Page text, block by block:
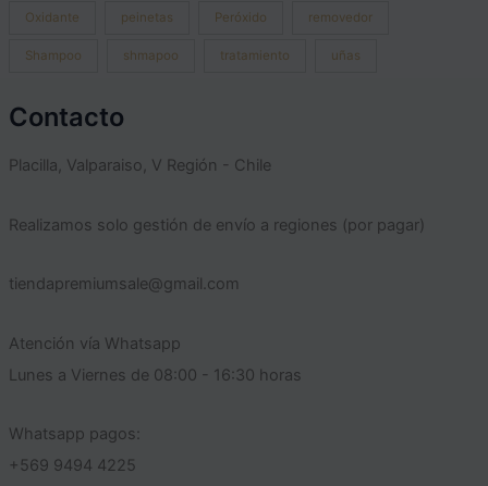
Oxidante peinetas Peróxido removedor
Shampoo shmapoo tratamiento uñas
Contacto
Placilla, Valparaiso, V Región - Chile
Realizamos solo gestión de envío a regiones (por pagar)
tiendapremiumsale@gmail.com
Atención vía Whatsapp
Lunes a Viernes de 08:00 - 16:30 horas
Whatsapp pagos:
+569 9494 4225